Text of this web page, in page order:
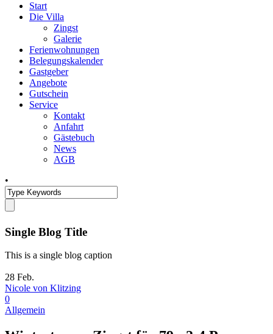
Start
Die Villa
Zingst
Galerie
Ferienwohnungen
Belegungskalender
Gastgeber
Angebote
Gutschein
Service
Kontakt
Anfahrt
Gästebuch
News
AGB
•
Single Blog Title
This is a single blog caption
28 Feb.
Nicole von Klitzing
0
Allgemein